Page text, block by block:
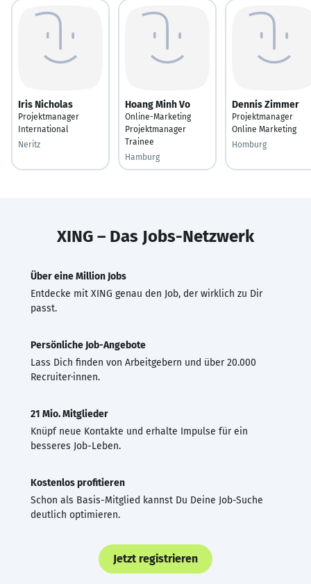
Iris Nicholas
Projektmanager
International
Neritz
Hoang Minh Vo
Online-Marketing
Projektmanager
Trainee
Hamburg
Dennis Zimmer
Projektmanager
Online Marketing
Homburg
XING – Das Jobs-Netzwerk
Über eine Million Jobs
Entdecke mit XING genau den Job, der wirklich zu Dir
passt.
Persönliche Job-Angebote
Lass Dich finden von Arbeitgebern und über 20.000
Recruiter·innen.
21 Mio. Mitglieder
Knüpf neue Kontakte und erhalte Impulse für ein
besseres Job-Leben.
Kostenlos profitieren
Schon als Basis-Mitglied kannst Du Deine Job-Suche
deutlich optimieren.
Jetzt registrieren